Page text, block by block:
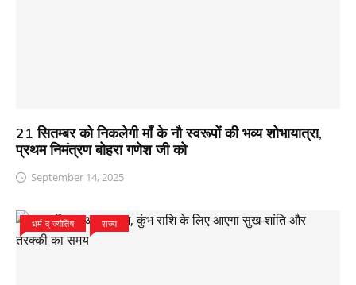
21 सितम्बर को निकलेगी माँ के नौ स्वरूपों की भव्य शोभायात्रा,
प्रथम निमंत्रण बोहरा गणेश जी को
September 14, 2025
धर्म व् ज्योतिष राज्य